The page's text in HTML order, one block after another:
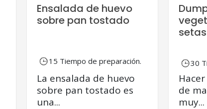
Ensalada de huevo
sobre pan tostado
15 Tiempo de preparación.
La ensalada de huevo
sobre pan tostado es
una...
setas
30
de
muy...